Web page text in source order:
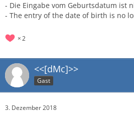
- Die Eingabe vom Geburtsdatum ist
- The entry of the date of birth is no
2
<<[dMc]>>
Gast
3. Dezember 2018